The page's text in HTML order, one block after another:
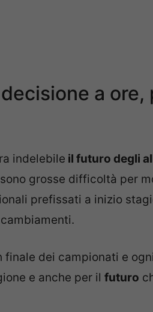
a ore,
indelebile il futuro degli
grosse difficoltà per
prefissati a inizio
finale dei campionati e
e anche per il futuro